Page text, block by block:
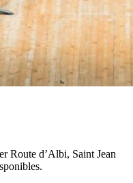
Route d’Albi, Saint Jean